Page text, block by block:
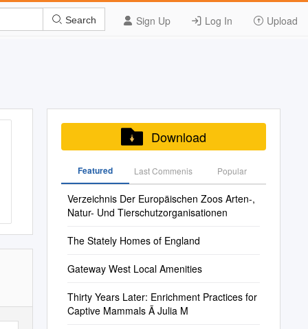
Sign Up Log In Upload
Search
Download
Featured Last Commenis Popular
Verzeichnis Der Europäischen Zoos Arten-,
Natur- Und Tierschutzorganisationen
The Stately Homes of England
Gateway West Local Amenities
Thirty Years Later: Enrichment Practices for
Captive Mammals Ã Julia M